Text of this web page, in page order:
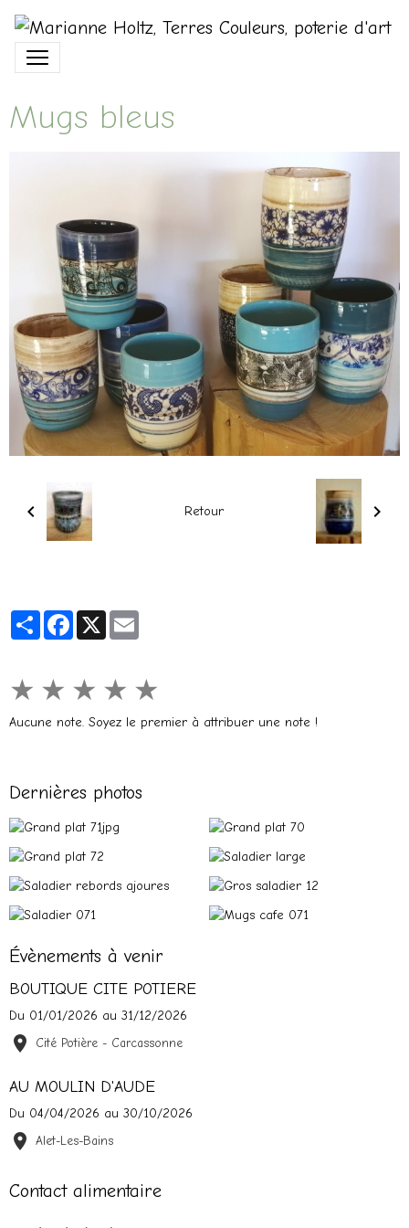
Mugs bleus
Retour
PartagerFacebook
X
★ ★ ★ ★ ★
Aucune note. Soyez le premier à attribuer une note !
Dernières photos
Évènements à venir
BOUTIQUE CITE POTIERE
Du 01/01/2026 au 31/12/2026
Cité Potière - Carcassonne
AU MOULIN D'AUDE
Du 04/04/2026 au 30/10/2026
Alet-Les-Bains
Contact alimentaire